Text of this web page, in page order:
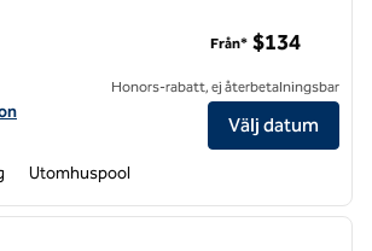
för DoubleTree Suites by Hilton Hotel Charlotte
Från* $134
Honors-rabatt, ej återbetalningsbar
Välj datum
Utomhuspool
nästa